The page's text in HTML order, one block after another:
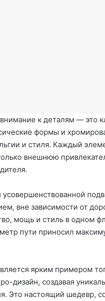
к деталям — это
формы и
и стиля. Каждый
внешнюю
вне зависимости от
мощь и стиль в одном
пути приносил
ярким примером
дизайн, создавая
Это настоящий шедевр,